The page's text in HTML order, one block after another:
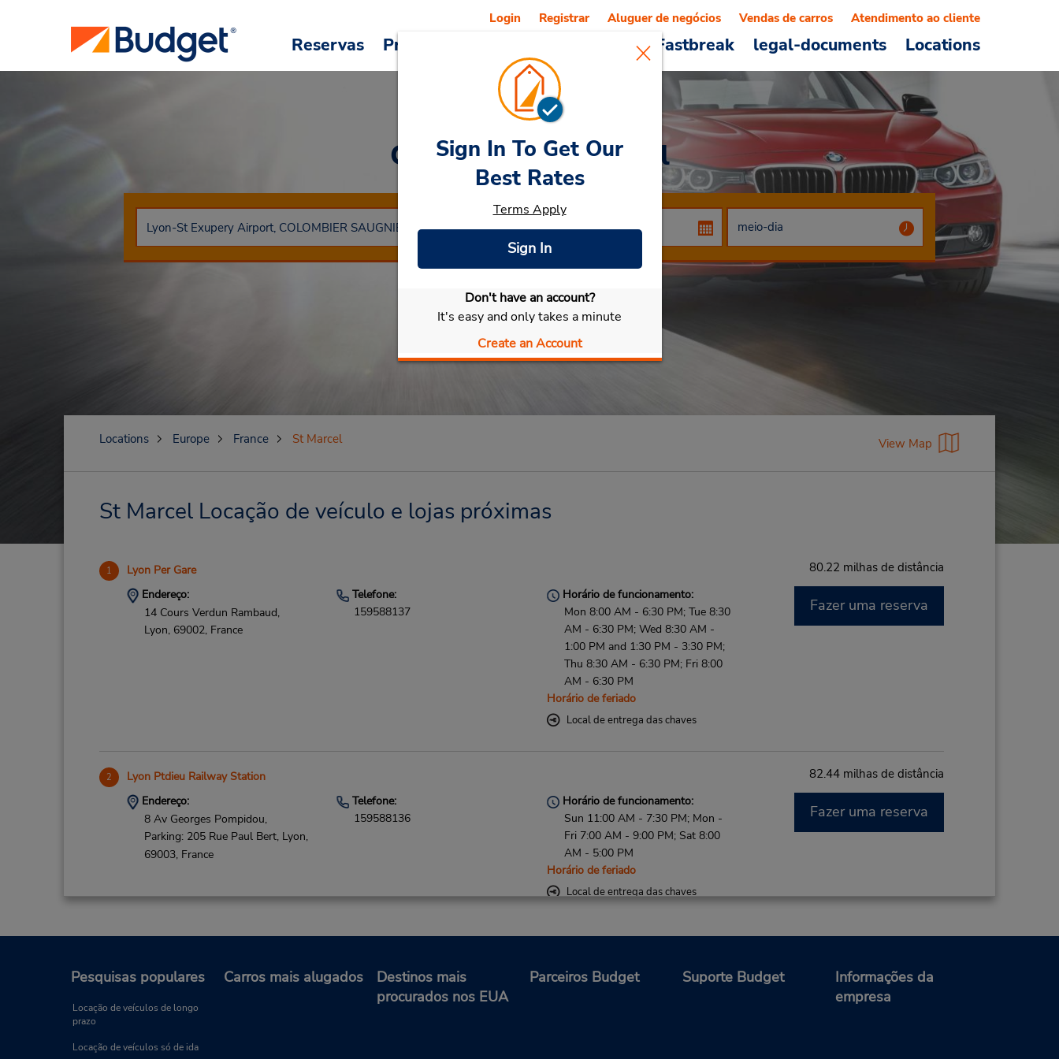
Reservas Promoções Veículos e serviços Fastbreak legal-documents Locations
Login Registrar Aluguer de negócios Vendas de carros Atendimento ao cliente
Car Rental St Marcel
Selecionar meu carro
Sign In To Get Our
Best Rates
Terms Apply
Sign In
Don't have an account?
It's easy and only takes a minute
Create an Account
Locations Europe France St Marcel View Map
St Marcel Locação de veículo e lojas próximas
1 Lyon Per Gare 80.22 milhas de distância
Endereço:
14 Cours Verdun Rambaud,
Lyon, 69002, France
Telefone:
159588137
Horário de funcionamento:
Mon 8:00 AM - 6:30 PM; Tue 8:30
AM - 6:30 PM; Wed 8:30 AM -
1:00 PM and 1:30 PM - 3:30 PM;
Thu 8:30 AM - 6:30 PM; Fri 8:00
AM - 6:30 PM
Horário de feriado
Local de entrega das chaves
Fazer uma reserva
2 Lyon Ptdieu Railway Station 82.44 milhas de distância
Endereço:
8 Av Georges Pompidou,
Parking: 205 Rue Paul Bert, Lyon,
69003, France
Telefone:
159588136
Horário de funcionamento:
Sun 11:00 AM - 7:30 PM; Mon -
Fri 7:00 AM - 9:00 PM; Sat 8:00
AM - 5:00 PM
Horário de feriado
Local de entrega das chaves
Fazer uma reserva
Endereço:
(Pick up Shuttle Terminal 1),
France
Telefone:
159588138
Horário de funcionamento:
Fazer uma reserva
Pesquisas populares
Locação de veículos de longo
prazo
Locação de veículos só de ida
Carros mais alugados
Destinos mais
procurados nos EUA
Parceiros Budget Suporte Budget
Informações da
empresa